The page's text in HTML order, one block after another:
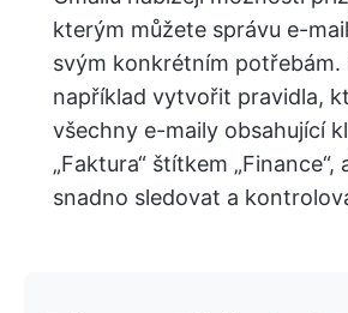
kterým můžete správu e-
svým konkrétním potřebám.
například vytvořit pravidla,
všechny e-maily obsahující
„Faktura“ štítkem
snadno sledovat a